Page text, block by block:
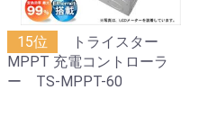
15位
トライスター
MPPT 充電コントローラ
ー TS-MPPT-60